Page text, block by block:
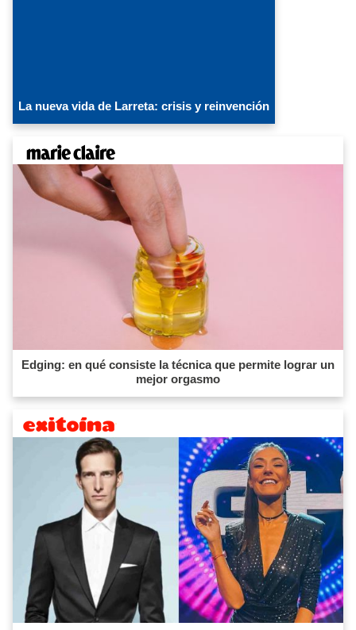
La nueva vida de Larreta: crisis y reinvención
Edging: en qué consiste la técnica que permite lograr un
mejor orgasmo